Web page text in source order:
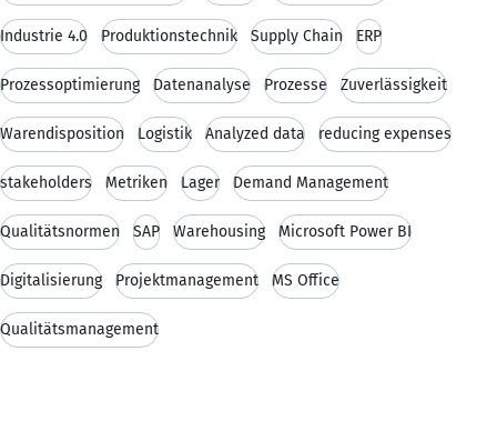
Industrie 4.0 Produktionstechnik Supply Chain ERP
Prozessoptimierung Datenanalyse Prozesse Zuverlässigkeit
Warendisposition Logistik Analyzed data reducing expenses
stakeholders Metriken Lager Demand Management
Qualitätsnormen SAP Warehousing Microsoft Power BI
Digitalisierung Projektmanagement MS Office
Qualitätsmanagement